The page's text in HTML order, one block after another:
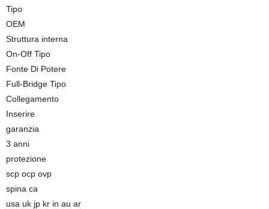
Tipo
OEM
Struttura interna
On-Off Tipo
Fonte Di Potere
Full-Bridge Tipo
Collegamento
Inserire
garanzia
3 anni
protezione
scp ocp ovp
spina ca
usa uk jp kr in au ar